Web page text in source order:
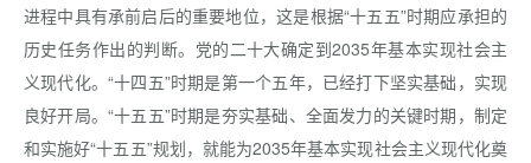
进程中具有承前启后的重要地位，这是根据“十五五”时期应承担的
历史任务作出的判断。党的二十大确定到2035年基本实现社会主
义现代化。“十四五”时期是第一个五年，已经打下坚实基础，实现
良好开局。“十五五”时期是夯实基础、全面发力的关键时期，制定
和实施好“十五五”规划，就能为2035年基本实现社会主义现代化奠